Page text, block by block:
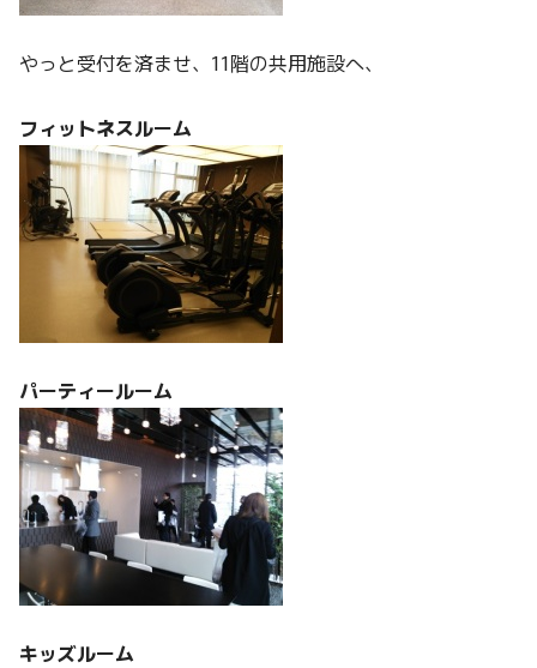
やっと受付を済ませ、11階の共用施設へ、
フィットネスルーム
パーティールーム
キッズルーム